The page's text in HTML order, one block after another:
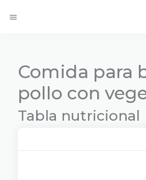
menu
Comida para
pollo con
Tabla nutricional